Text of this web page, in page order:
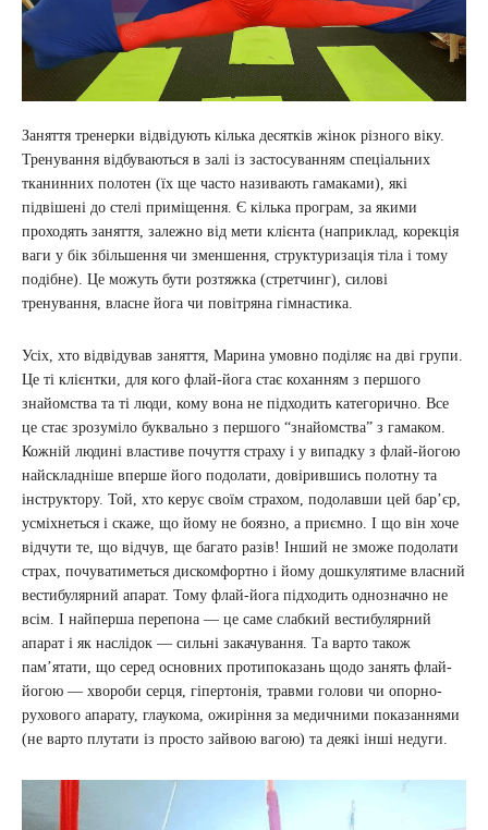
Заняття тренерки відвідують кілька десятків жінок різного віку.
Тренування відбуваються в залі із застосуванням спеціальних
тканинних полотен (їх ще часто називають гамаками), які
підвішені до стелі приміщення. Є кілька програм, за якими
проходять заняття, залежно від мети клієнта (наприклад, корекція
ваги у бік збільшення чи зменшення, структуризація тіла і тому
подібне). Це можуть бути розтяжка (стретчинг), силові
тренування, власне йога чи повітряна гімнастика.
Усіх, хто відвідував заняття, Марина умовно поділяє на дві групи.
Це ті клієнтки, для кого флай-йога стає коханням з першого
знайомства та ті люди, кому вона не підходить категорично. Все
це стає зрозуміло буквально з першого “знайомства” з гамаком.
Кожній людині властиве почуття страху і у випадку з флай-йогою
найскладніше вперше його подолати, довірившись полотну та
інструктору. Той, хто керує своїм страхом, подолавши цей бар’єр,
усміхнеться і скаже, що йому не боязно, а приємно. І що він хоче
відчути те, що відчув, ще багато разів! Інший не зможе подолати
страх, почуватиметься дискомфортно і йому дошкулятиме власний
вестибулярний апарат. Тому флай-йога підходить однозначно не
всім. І найперша перепона — це саме слабкий вестибулярний
апарат і як наслідок — сильні закачування. Та варто також
пам’ятати, що серед основних протипоказань щодо занять флай-
йогою — хвороби серця, гіпертонія, травми голови чи опорно-
рухового апарату, глаукома, ожиріння за медичними показаннями
(не варто плутати із просто зайвою вагою) та деякі інші недуги.